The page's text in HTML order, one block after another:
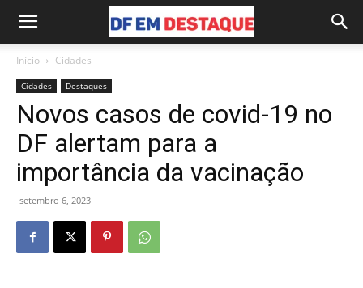
Início Cidades
Cidades Destaques
Novos casos de covid-19 no
DF alertam para a
importância da vacinação
setembro 6, 2023